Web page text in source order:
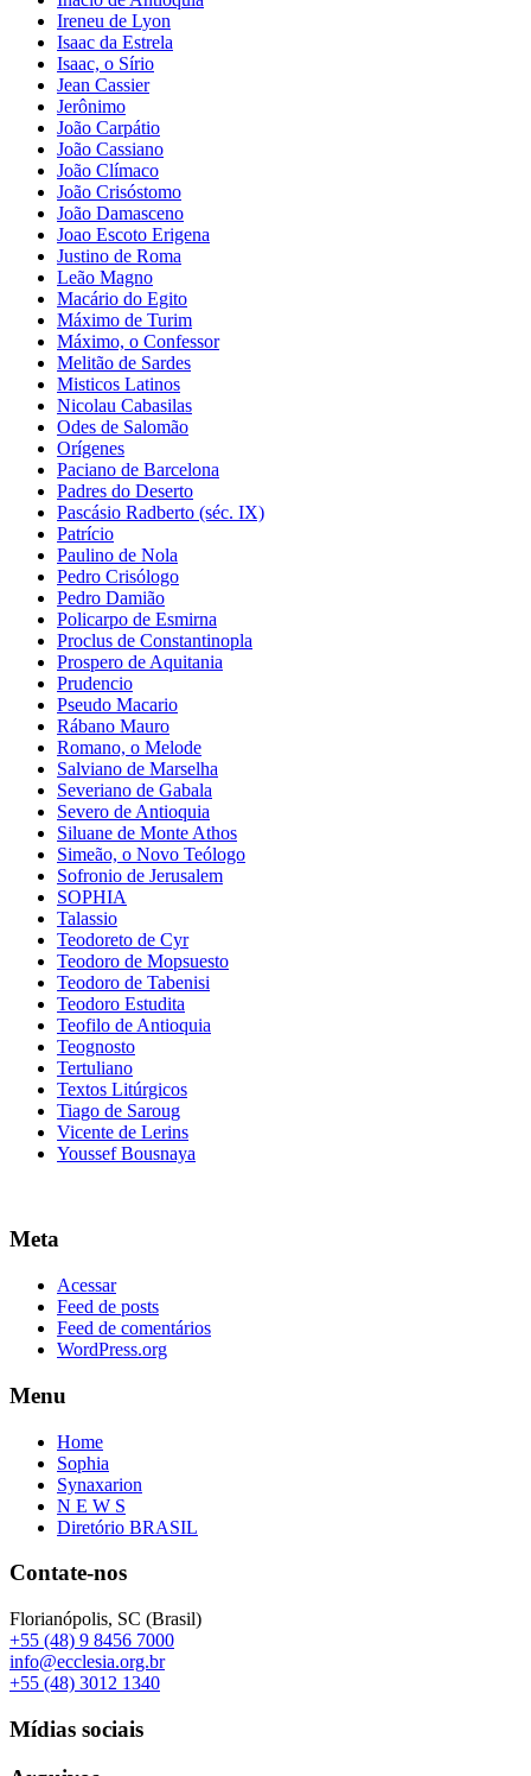
Ireneu de Lyon
Isaac da Estrela
Isaac, o Sírio
Jean Cassier
Jerônimo
João Carpátio
João Cassiano
João Clímaco
João Crisóstomo
João Damasceno
Joao Escoto Erigena
Justino de Roma
Leão Magno
Macário do Egito
Máximo de Turim
Máximo, o Confessor
Melitão de Sardes
Misticos Latinos
Nicolau Cabasilas
Odes de Salomão
Orígenes
Paciano de Barcelona
Padres do Deserto
Pascásio Radberto (séc. IX)
Patrício
Paulino de Nola
Pedro Crisólogo
Pedro Damião
Policarpo de Esmirna
Proclus de Constantinopla
Prospero de Aquitania
Prudencio
Pseudo Macario
Rábano Mauro
Romano, o Melode
Salviano de Marselha
Severiano de Gabala
Severo de Antioquia
Siluane de Monte Athos
Simeão, o Novo Teólogo
Sofronio de Jerusalem
SOPHIA
Talassio
Teodoreto de Cyr
Teodoro de Mopsuesto
Teodoro de Tabenisi
Teodoro Estudita
Teofilo de Antioquia
Teognosto
Tertuliano
Textos Litúrgicos
Tiago de Saroug
Vicente de Lerins
Youssef Bousnaya
Meta
Acessar
Feed de posts
Feed de comentários
WordPress.org
Menu
Home
Sophia
Synaxarion
N E W S
Diretório BRASIL
Contate-nos
Florianópolis, SC (Brasil)
+55 (48) 9 8456 7000
info@ecclesia.org.br
+55 (48) 3012 1340
Mídias sociais